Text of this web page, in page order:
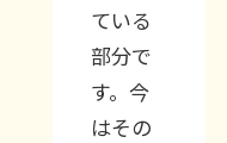
ている
部分で
す。今
はその